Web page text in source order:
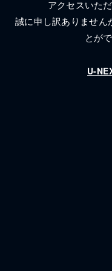
アクセスいた
誠に申し訳ありません
とが
U-